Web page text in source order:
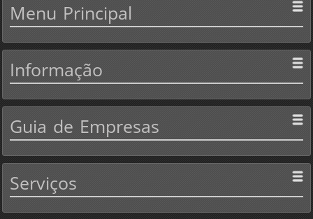
Menu Principal
Informação
Guia de Empresas
Serviços